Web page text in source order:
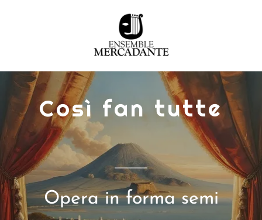
Così fan tutte
Opera in forma semi